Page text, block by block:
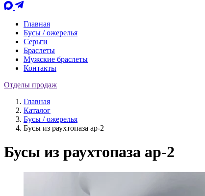
Главная
Бусы / ожерелья
Серьги
Браслеты
Мужские браслеты
Контакты
Отделы продаж
Главная
Каталог
Бусы / ожерелья
Бусы из раухтопаза ар-2
Бусы из раухтопаза ар-2